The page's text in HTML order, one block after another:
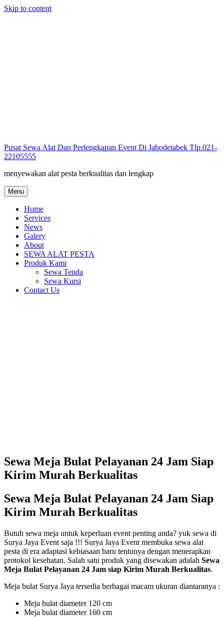
Skip to content
Pusat Sewa Alat Dan Perlengkapan Event Di Jabodetabek Tlp.021-
22105555
menyewakan alat pesta berkualitas dan lengkap
Menu
Home
Services
News
Galery
About
SEWA ALAT PESTA
Produk Kami
Sewa Tenda
Sewa Kursi
Contact Us
Sewa Meja Bulat Pelayanan 24 Jam Siap
Kirim Murah Berkualitas
Sewa Meja Bulat Pelayanan 24 Jam Siap
Kirim Murah Berkualitas
Butuh sewa meja untuk keperluan event penting anda? yuk sewa di
Surya Jaya Event saja !!! Surya Jaya Event membuka sewa alat
pesta di era adaptasi kebiasaan baru tentunya dengan menerapkan
protokol kesehatan. Salah satu produk yang disewakan adalah Sewa
Meja Bulat Pelayanan 24 Jam siap Kirim Murah Berkualitas.
Meja bulat Surya Jaya tersedia berbagai macam ukuran diantaranya :
Meja bulat diameter 120 cm
Meja bulat diameter 160 cm